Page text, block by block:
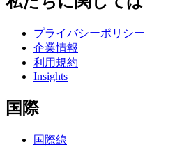
プライバシーポリシー
企業情報
利用規約
Insights
国際
国際線